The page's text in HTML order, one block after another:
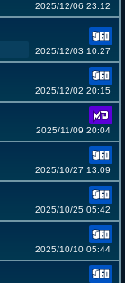
2025/12/06 23:12
2025/12/03 10:27
2025/12/02 20:15
2025/11/09 20:04
2025/10/27 13:09
2025/10/25 05:42
2025/10/10 05:44